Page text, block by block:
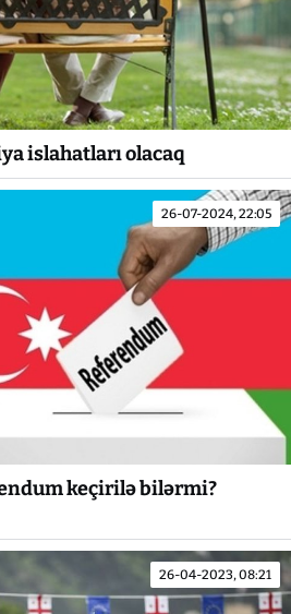
islahatları olacaq
26-07-2024, 22:05
keçirilə bilərmi?
26-04-2023, 08:21